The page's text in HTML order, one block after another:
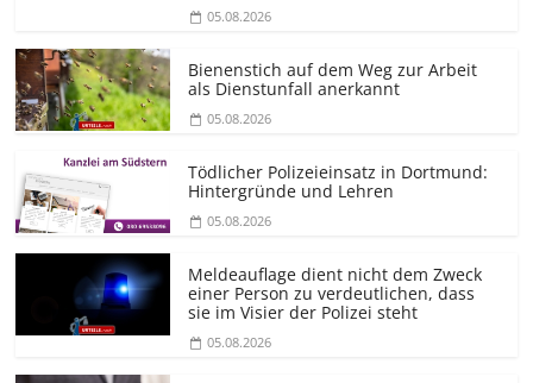
05.08.2026
Bienenstich auf dem Weg zur Arbeit
als Dienstunfall anerkannt
05.08.2026
Tödlicher Polizeieinsatz in Dortmund:
Hintergründe und Lehren
05.08.2026
Meldeauflage dient nicht dem Zweck
einer Person zu verdeutlichen, dass
sie im Visier der Polizei steht
05.08.2026